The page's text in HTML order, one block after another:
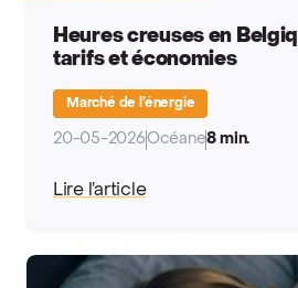
Heures creuses en
tarifs et économies
Marché de l’énergie
20-05-2026Océane8 min.
Lire l’article